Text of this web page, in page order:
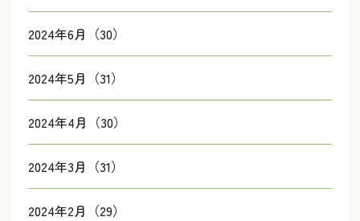
2024年6月（30）
2024年5月（31）
2024年4月（30）
2024年3月（31）
2024年2月（29）